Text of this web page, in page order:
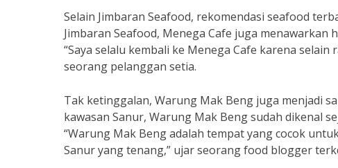
Selain Jimbaran Seafood, rekomendasi seafood
Jimbaran Seafood, Menega Cafe juga
“Saya selalu kembali ke Menega Cafe karena
seorang pelanggan setia.
Tak ketinggalan, Warung Mak Beng juga menjadi
kawasan Sanur, Warung Mak Beng sudah dikenal
“Warung Mak Beng adalah tempat yang cocok
Sanur yang tenang,” ujar seorang food blogger